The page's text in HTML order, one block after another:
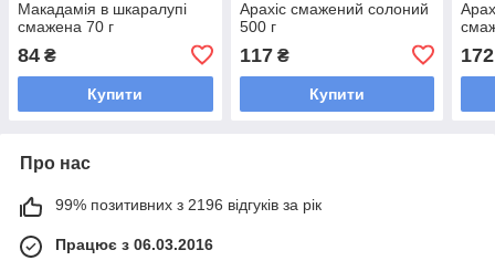
Макадамія в шкаралупі
смажена 70 г
84 ₴
Купити
Арахіс смажений солоний
500 г
117₴
Купити
172
Про нас
99% позитивних з 2196 відгуків за рік
Працює з 06.03.2016